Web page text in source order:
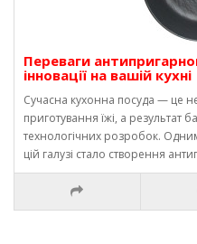
Переваги
інновації на вашій кухні
Сучасна кухонна посуда — це
приготування їжі, а результат
технологічних розробок.
цій галузі стало створення